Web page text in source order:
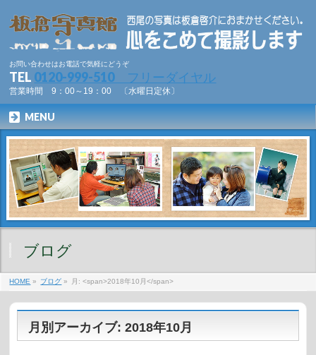
お問い合わせはお電話で気軽にどうぞ
TEL 0120-999-510 フリーダイヤル
営業時間 9：00～19：00 〔水曜日定休〕
MENU
ブログ
HOME » ブログ » 月: <span>2018年10月</span>
月別アーカイブ: 2018年10月